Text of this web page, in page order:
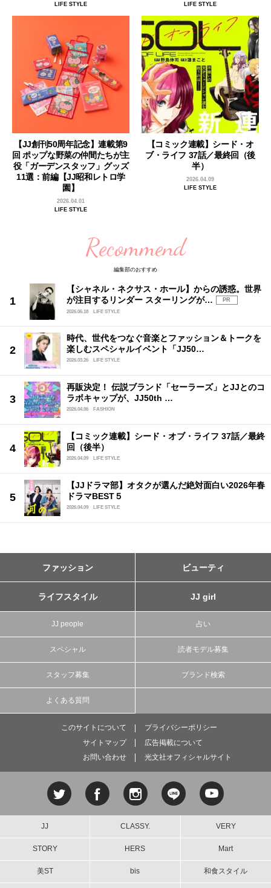
LIFE STYLE
LIFE STYLE
【JJ創刊50周年記念】連載第9
回 ポップな野菜の仲間たちが主
役「ガーデンスタッフ」グッズ
11選：前編【JJ昭和レトロ学
園】
2026.04.01
LIFE STYLE
【コミック連載】シード・オ
ブ・ライフ 37話／最終回（後
半）
2026.04.09
LIFE STYLE
Recommend
編集部のおすすめ
【シャネル・ネクサス・ホール】からの誘惑。世界
が注目するリンダー スターリングが…
PR
2026.06.18
LIFE STYLE
時代、世代をつなぐ音楽とファッション＆トークを
楽しむスペシャルイベント「JJ50…
2026.03.26 LIFE STYLE
再販決定！ 伝説ブランド「セーラーズ」とJJとのコ
ラボキャップが、JJ50th …
2026.04.06 FASHION
【コミック連載】シード・オブ・ライフ 37話／最終
回（後半）
2026.04.09 LIFE STYLE
【JJドラマ部】オタクが選んだ絶対面白い2026年春
ドラマBEST５
2026.04.09 LIFE STYLE
ファッション ビューティ
ライフスタイル JJ girl
JJ people 占い
スペシャル 読者モデル募集
スタッフ募集 ブランド検索
よくある質問
このサイトについて
プライバシーポリシー
サイトマップ
広告掲載について
お問い合わせ
光文社オフィシャルサイト
JJ CLASSY. VERY
STORY HERS Mart
美ST bis 和食スタイル